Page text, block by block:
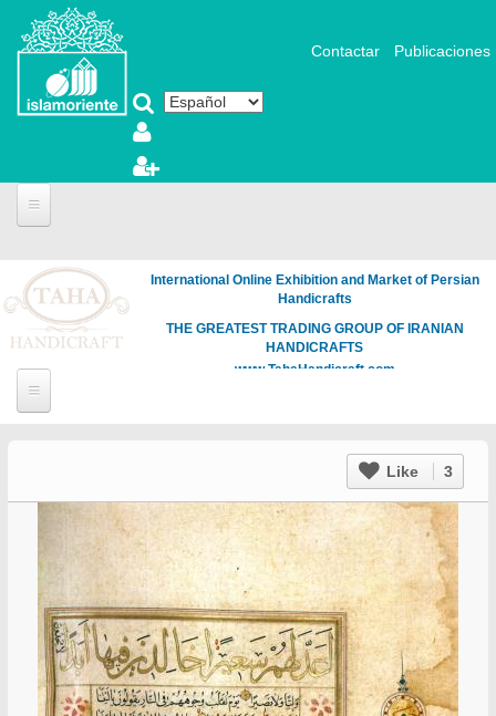
Pasar al contenido principal
Contactar Publicaciones
International Online Exhibition and Market of Persian
Handicrafts
THE GREATEST TRADING GROUP OF IRANIAN
HANDICRAFTS
www.TahaHandicraft.com
Like 3